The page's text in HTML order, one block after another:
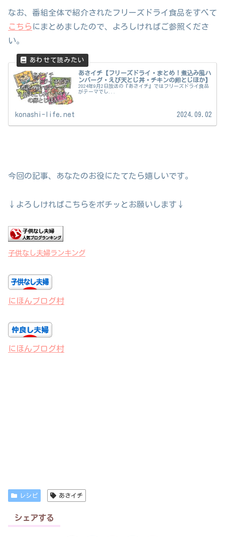
なお、番組全体で紹介されたフリーズドライ食品をすべて
こちら にまとめましたので、よろしければご参照くださ
い。
あさイチ【フリーズドライ・まとめ！煮込み風ハ
ンバーグ・えび天とじ丼・チキンの卵とじほか】
2024年9月2日放送の『あさイチ』ではフリーズドライ食品
がテーマでし...
konashi-life.net 2024.09.02
今回の記事、あなたのお役にたてたら嬉しいです。
↓よろしければこちらをポチッとお願いします↓
子供なし夫婦ランキング
にほんブログ村
にほんブログ村
レシピ あさイチ
シェアする